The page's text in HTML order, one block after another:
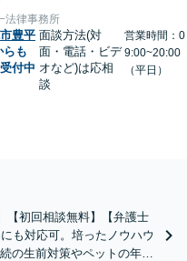
法律事務所
豊平
らも
付中
面談方法(対
面・電話・ビデ
オなど)は応相
談
営業時間：0
9:00~20:00
（平日）
【初回相談無料】【弁護士
も対応可。培ったノウハウ
の生前対策やペットの年金